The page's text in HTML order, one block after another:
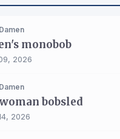
Damen
monobob
2026
Damen
bobsled
2026